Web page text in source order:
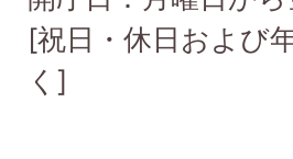
[祝日・休日および
く]